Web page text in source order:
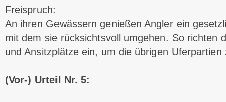
Freispruch:
An ihren Gewässern genießen Angler ein
mit dem sie rücksichtsvoll umgehen. So richten
und Ansitzplätze ein, um die übrigen Uferpartien
(Vor-) Urteil Nr. 5: